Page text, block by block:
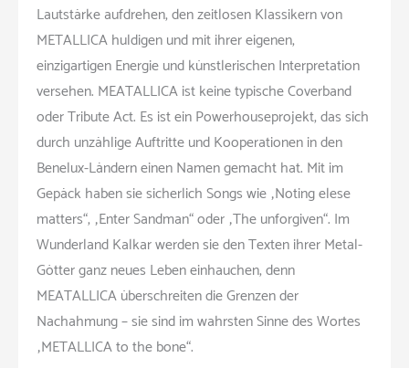
Lautstärke aufdrehen, den zeitlosen Klassikern von
METALLICA huldigen und mit ihrer eigenen,
einzigartigen Energie und künstlerischen Interpretation
versehen. MEATALLICA ist keine typische Coverband
oder Tribute Act. Es ist ein Powerhouseprojekt, das sich
durch unzählige Auftritte und Kooperationen in den
Benelux-Ländern einen Namen gemacht hat. Mit im
Gepäck haben sie sicherlich Songs wie „Noting elese
matters“, „Enter Sandman“ oder „The unforgiven“. Im
Wunderland Kalkar werden sie den Texten ihrer Metal-
Götter ganz neues Leben einhauchen, denn
MEATALLICA überschreiten die Grenzen der
Nachahmung – sie sind im wahrsten Sinne des Wortes
„METALLICA to the bone“.